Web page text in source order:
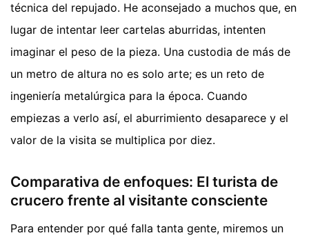
técnica del repujado. He aconsejado a muchos que, en
lugar de intentar leer cartelas aburridas, intenten
imaginar el peso de la pieza. Una custodia de más de
un metro de altura no es solo arte; es un reto de
ingeniería metalúrgica para la época. Cuando
empiezas a verlo así, el aburrimiento desaparece y el
valor de la visita se multiplica por diez.
Comparativa de enfoques: El turista de
crucero frente al visitante consciente
Para entender por qué falla tanta gente, miremos un